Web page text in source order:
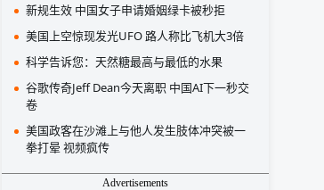
新规生效 中国女子申请婚姻绿卡被秒拒
美国上空惊现发光UFO 路人称比飞机大3倍
科学告诉您：天然糖最高与最低的水果
谷歌传奇Jeff Dean今天离职 中国AI下一秒交
卷
美国政客在沙滩上与他人发生肢体冲突被一
拳打晕 视频疯传
Advertisements